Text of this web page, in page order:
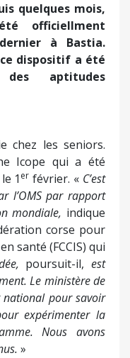
quelques mois,
officiellment
à Bastia.
ce dispositif a été
aptitudes
chez les seniors.
Icope qui a été
1 er février. « C’est
l’OMSpar rapport
mondiale, indique
corse pour
santé (FCCIS) qui
poursuit-il,est
Le ministère de
pour savoir
expérimenter la
Nous avons
»